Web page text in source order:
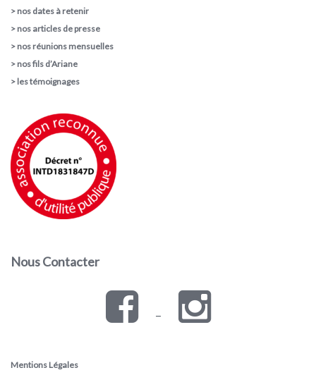
> nos dates à retenir
> nos articles de presse
> nos réunions mensuelles
> nos fils d’Ariane
> les témoignages
Nous Contacter
–
Mentions Légales